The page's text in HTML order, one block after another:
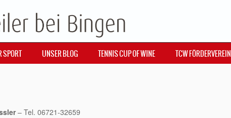
SPORT UNSER BLOG TENNIS CUP OF WINE TCW FÖRDERVEREIN
– Tel. 06721-32659